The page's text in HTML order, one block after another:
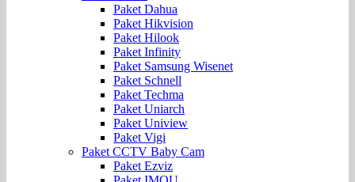
Paket Dahua
Paket Hikvision
Paket Hilook
Paket Infinity
Paket Samsung Wisenet
Paket Schnell
Paket Techma
Paket Uniarch
Paket Uniview
Paket Vigi
Paket CCTV Baby Cam
Paket Ezviz